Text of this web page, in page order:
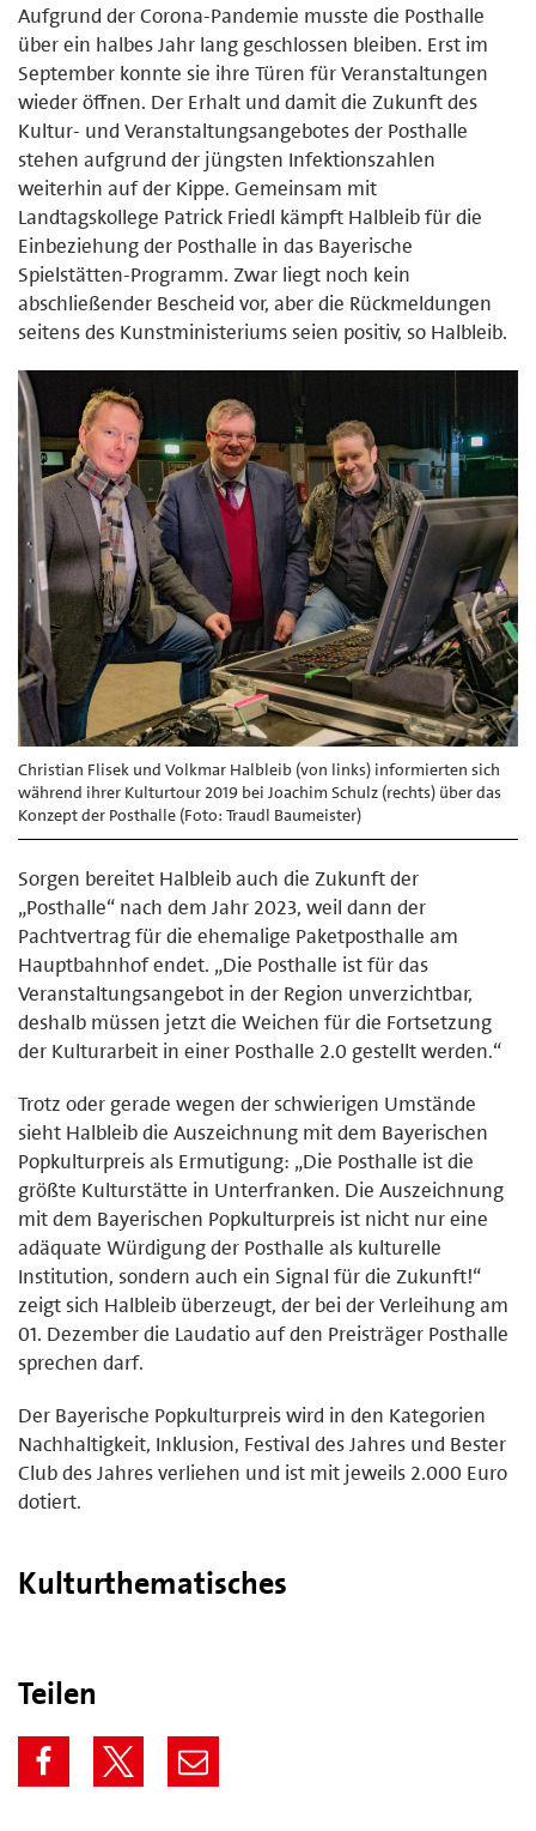
Aufgrund der Corona-Pandemie musste die Posthalle
über ein halbes Jahr lang geschlossen bleiben. Erst im
September konnte sie ihre Türen für Veranstaltungen
wieder öffnen. Der Erhalt und damit die Zukunft des
Kultur- und Veranstaltungsangebotes der Posthalle
stehen aufgrund der jüngsten Infektionszahlen
weiterhin auf der Kippe. Gemeinsam mit
Landtagskollege Patrick Friedl kämpft Halbleib für die
Einbeziehung der Posthalle in das Bayerische
Spielstätten-Programm. Zwar liegt noch kein
abschließender Bescheid vor, aber die Rückmeldungen
seitens des Kunstministeriums seien positiv, so Halbleib.
Christian Flisek und Volkmar Halbleib (von links) informierten sich
während ihrer Kulturtour 2019 bei Joachim Schulz (rechts) über das
Konzept der Posthalle (Foto: Traudl Baumeister)
Sorgen bereitet Halbleib auch die Zukunft der
„Posthalle“ nach dem Jahr 2023, weil dann der
Pachtvertrag für die ehemalige Paketposthalle am
Hauptbahnhof endet. „Die Posthalle ist für das
Veranstaltungsangebot in der Region unverzichtbar,
deshalb müssen jetzt die Weichen für die Fortsetzung
der Kulturarbeit in einer Posthalle 2.0 gestellt werden.“
Trotz oder gerade wegen der schwierigen Umstände
sieht Halbleib die Auszeichnung mit dem Bayerischen
Popkulturpreis als Ermutigung: „Die Posthalle ist die
größte Kulturstätte in Unterfranken. Die Auszeichnung
mit dem Bayerischen Popkulturpreis ist nicht nur eine
adäquate Würdigung der Posthalle als kulturelle
Institution, sondern auch ein Signal für die Zukunft!“
zeigt sich Halbleib überzeugt, der bei der Verleihung am
01. Dezember die Laudatio auf den Preisträger Posthalle
sprechen darf.
Der Bayerische Popkulturpreis wird in den Kategorien
Nachhaltigkeit, Inklusion, Festival des Jahres und Bester
Club des Jahres verliehen und ist mit jeweils 2.000 Euro
dotiert.
Kulturthematisches
Teilen